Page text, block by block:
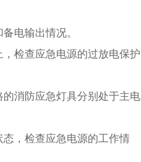
电输出情况。
检查应急电源的过放电保护
消防应急灯具分别处于主电
，检查应急电源的工作情